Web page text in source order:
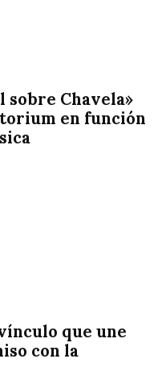
sobre Chavela»
en función
que une
con la